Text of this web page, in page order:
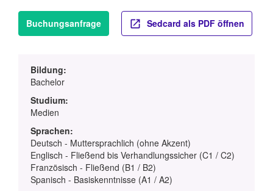
Buchungsanfrage Sedcard als PDF öffnen
Bildung:
Bachelor
Studium:
Medien
Sprachen:
Deutsch - Muttersprachlich (ohne Akzent)
Englisch - Fließend bis Verhandlungssicher (C1 / C2)
Französisch - Fließend (B1 / B2)
Spanisch - Basiskenntnisse (A1 / A2)